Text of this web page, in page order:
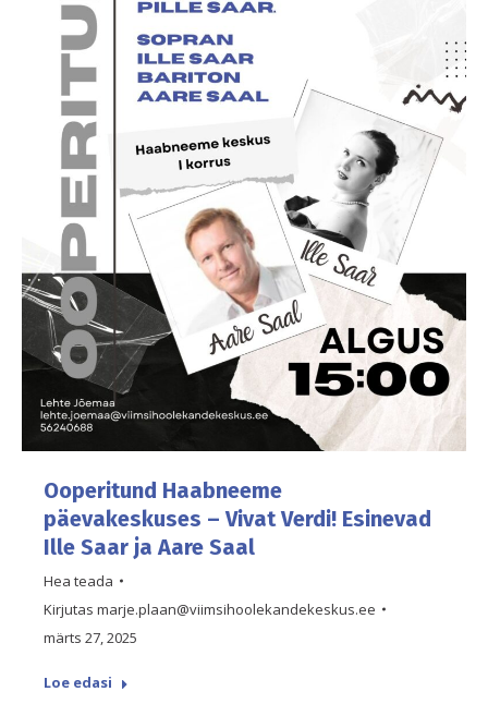
Ooperitund Haabneeme
päevakeskuses – Vivat Verdi! Esinevad
Ille Saar ja Aare Saal
Hea teada
Kirjutas marje.plaan@viimsihoolekandekeskus.ee
märts 27, 2025
Loe edasi